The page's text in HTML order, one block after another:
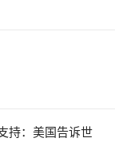
持：美国告诉世